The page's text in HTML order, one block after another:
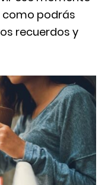
como podrás
recuerdos y